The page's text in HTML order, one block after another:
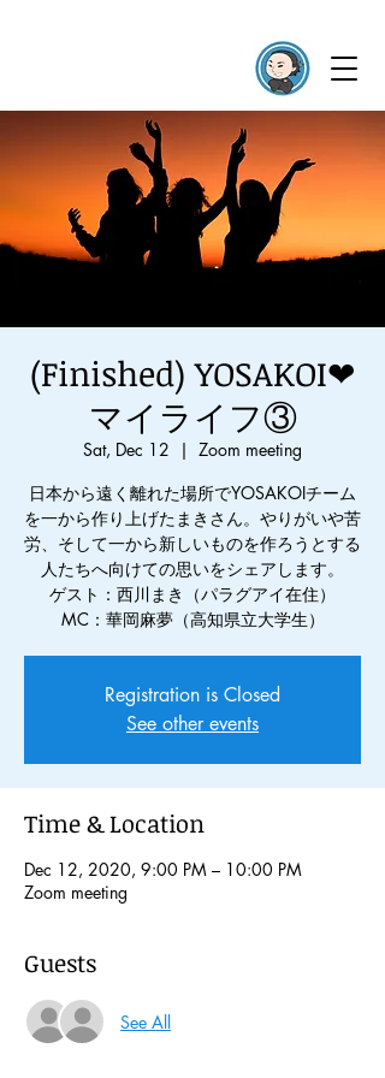
(Finished) YOSAKOI❤︎
マイライフ③
Sat, Dec 12
  |
Zoom meeting
日本から遠く離れた場所でYOSAKOIチーム
を一から作り上げたまきさん。やりがいや苦
労、そして一から新しいものを作ろうとする
人たちへ向けての思いをシェアします。
ゲスト：西川まき（パラグアイ在住）
MC：華岡麻夢（高知県立大学生）
Registration is Closed
See other events
Time & Location
Dec 12, 2020, 9:00 PM – 10:00 PM
Zoom meeting
Guests
See All